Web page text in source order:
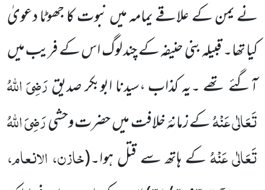
نے یمن کے علاقے یمامہ میں نبوت کا جھوٹا دعویٰ
کیا تھا۔ قبیلہ بنی حنیفہ کے چند لوگ اس کے فریب میں
آگئے تھے ۔یہ کذاب ،سیدنا ابوبکر صدیقرَضِیَ اللہُ
تَعَالٰی عَنْہُکے زمانۂ خلافت میں حضرت وحشیرَضِیَ اللہُ
تَعَالٰی عَنْہُکے ہاتھ سے قتل ہوا۔(خازن، الانعام،